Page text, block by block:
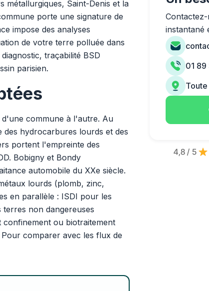
métallurgiques, Saint-Denis et la
porte une signature de
impose des analyses
de votre terre polluée dans
traçabilité BSD
parisien.
commune à l'autre. Au
des hydrocarbures lourds et des
portent l'empreinte des
Bobigny et Bondy
automobile du XXe siècle.
lourds (plomb, zinc,
en parallèle : ISDI pour les
non dangereuses
confinement ou biotraitement
comparer avec les flux de
instantané
01 89